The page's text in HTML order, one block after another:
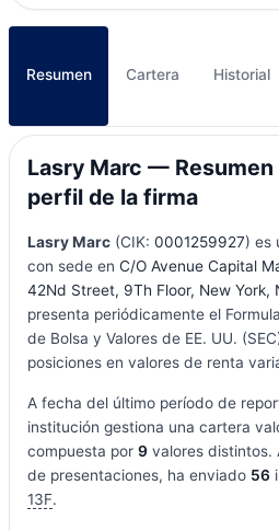
Resumen Cartera Historial
Lasry Marc —
perfil de la firma
Lasry Marc(CIK: 0001259927) es
con sede en C/O Avenue Capital
42Nd Street, 9Th Floor, New York,
presenta periódicamente el
de Bolsa y Valores de EE. UU.
posiciones en valores de renta
A fecha del último período de
institución gestiona una cartera
compuesta por 9valores distintos.
de presentaciones, ha enviado 56
13F.